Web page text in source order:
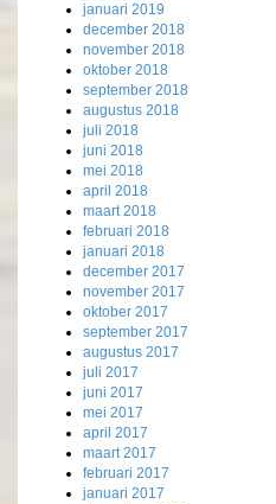
januari 2019
december 2018
november 2018
oktober 2018
september 2018
augustus 2018
juli 2018
juni 2018
mei 2018
april 2018
maart 2018
februari 2018
januari 2018
december 2017
november 2017
oktober 2017
september 2017
augustus 2017
juli 2017
juni 2017
mei 2017
april 2017
maart 2017
februari 2017
januari 2017